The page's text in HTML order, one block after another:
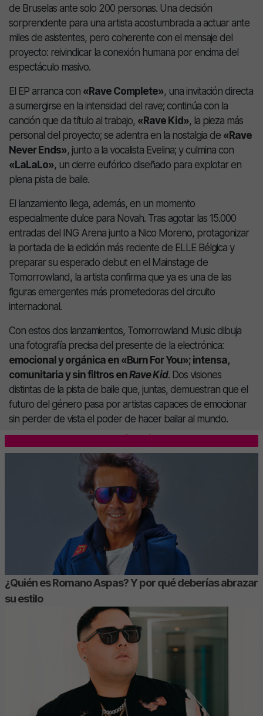
de Bruselas ante solo 200 personas. Una decisión
sorprendente para una artista acostumbrada a actuar ante
miles de asistentes, pero coherente con el mensaje del
proyecto: reivindicar la conexión humana por encima del
espectáculo masivo.
El EP arranca con «Rave Complete», una invitación directa
a sumergirse en la intensidad del rave; continúa con la
canción que da título al trabajo, «Rave Kid», la pieza más
personal del proyecto; se adentra en la nostalgia de «Rave
Never Ends», junto a la vocalista Evelina; y culmina con
«LaLaLo», un cierre eufórico diseñado para explotar en
plena pista de baile.
El lanzamiento llega, además, en un momento
especialmente dulce para Novah. Tras agotar las 15.000
entradas del ING Arena junto a Nico Moreno, protagonizar
la portada de la edición más reciente de ELLE Bélgica y
preparar su esperado debut en el Mainstage de
Tomorrowland, la artista confirma que ya es una de las
figuras emergentes más prometedoras del circuito
internacional.
Con estos dos lanzamientos, Tomorrowland Music dibuja
una fotografía precisa del presente de la electrónica:
emocional y orgánica en «Burn For You»; intensa,
comunitaria y sin filtros enRave Kid. Dos visiones
distintas de la pista de baile que, juntas, demuestran que el
futuro del género pasa por artistas capaces de emocionar
sin perder de vista el poder de hacer bailar al mundo.
¿Quién es Romano Aspas? Y por qué deberías abrazar
su estilo